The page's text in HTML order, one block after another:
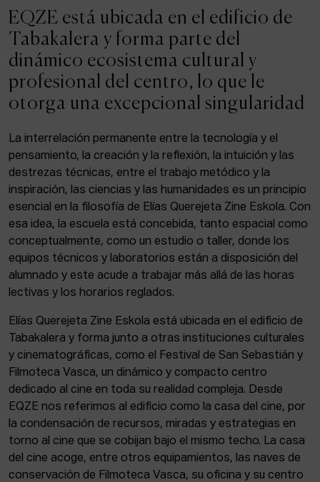
LA CASA DEL CINE
ACTUALIDAD
Admisión
Intranet
Facebook Equis Instagram
© Elías Querejeta Zine Eskola 2026
Tabakalera · Andre zigarrogileak plaza, 1
20012 Donostia / San Sebastián
T. 0034 943 545 005
E. info@zine-eskola.eus
EQZE está ubicada en el edificio de
Tabakalera y forma parte del
dinámico ecosistema cultural y
profesional del centro, lo que le
otorga una excepcional singularidad
La interrelación permanente entre la tecnología y el
pensamiento, la creación y la reflexión, la intuición y las
destrezas técnicas, entre el trabajo metódico y la
inspiración, las ciencias y las humanidades es un principio
esencial en la filosofía de Elías Querejeta Zine Eskola. Con
esa idea, la escuela está concebida, tanto espacial como
conceptualmente, como un estudio o taller, donde los
equipos técnicos y laboratorios están a disposición del
alumnado y este acude a trabajar más allá de las horas
lectivas y los horarios reglados.
Elías Querejeta Zine Eskola está ubicada en el edificio de
Tabakalera y forma junto a otras instituciones culturales
y cinematográficas, como el Festival de San Sebastián y
Filmoteca Vasca, un dinámico y compacto centro
dedicado al cine en toda su realidad compleja. Desde
EQZE nos referimos al edificio como la casa del cine, por
la condensación de recursos, miradas y estrategias en
torno al cine que se cobijan bajo el mismo techo. La casa
del cine acoge, entre otros equipamientos, las naves de
conservación de Filmoteca Vasca, su oficina y su centro